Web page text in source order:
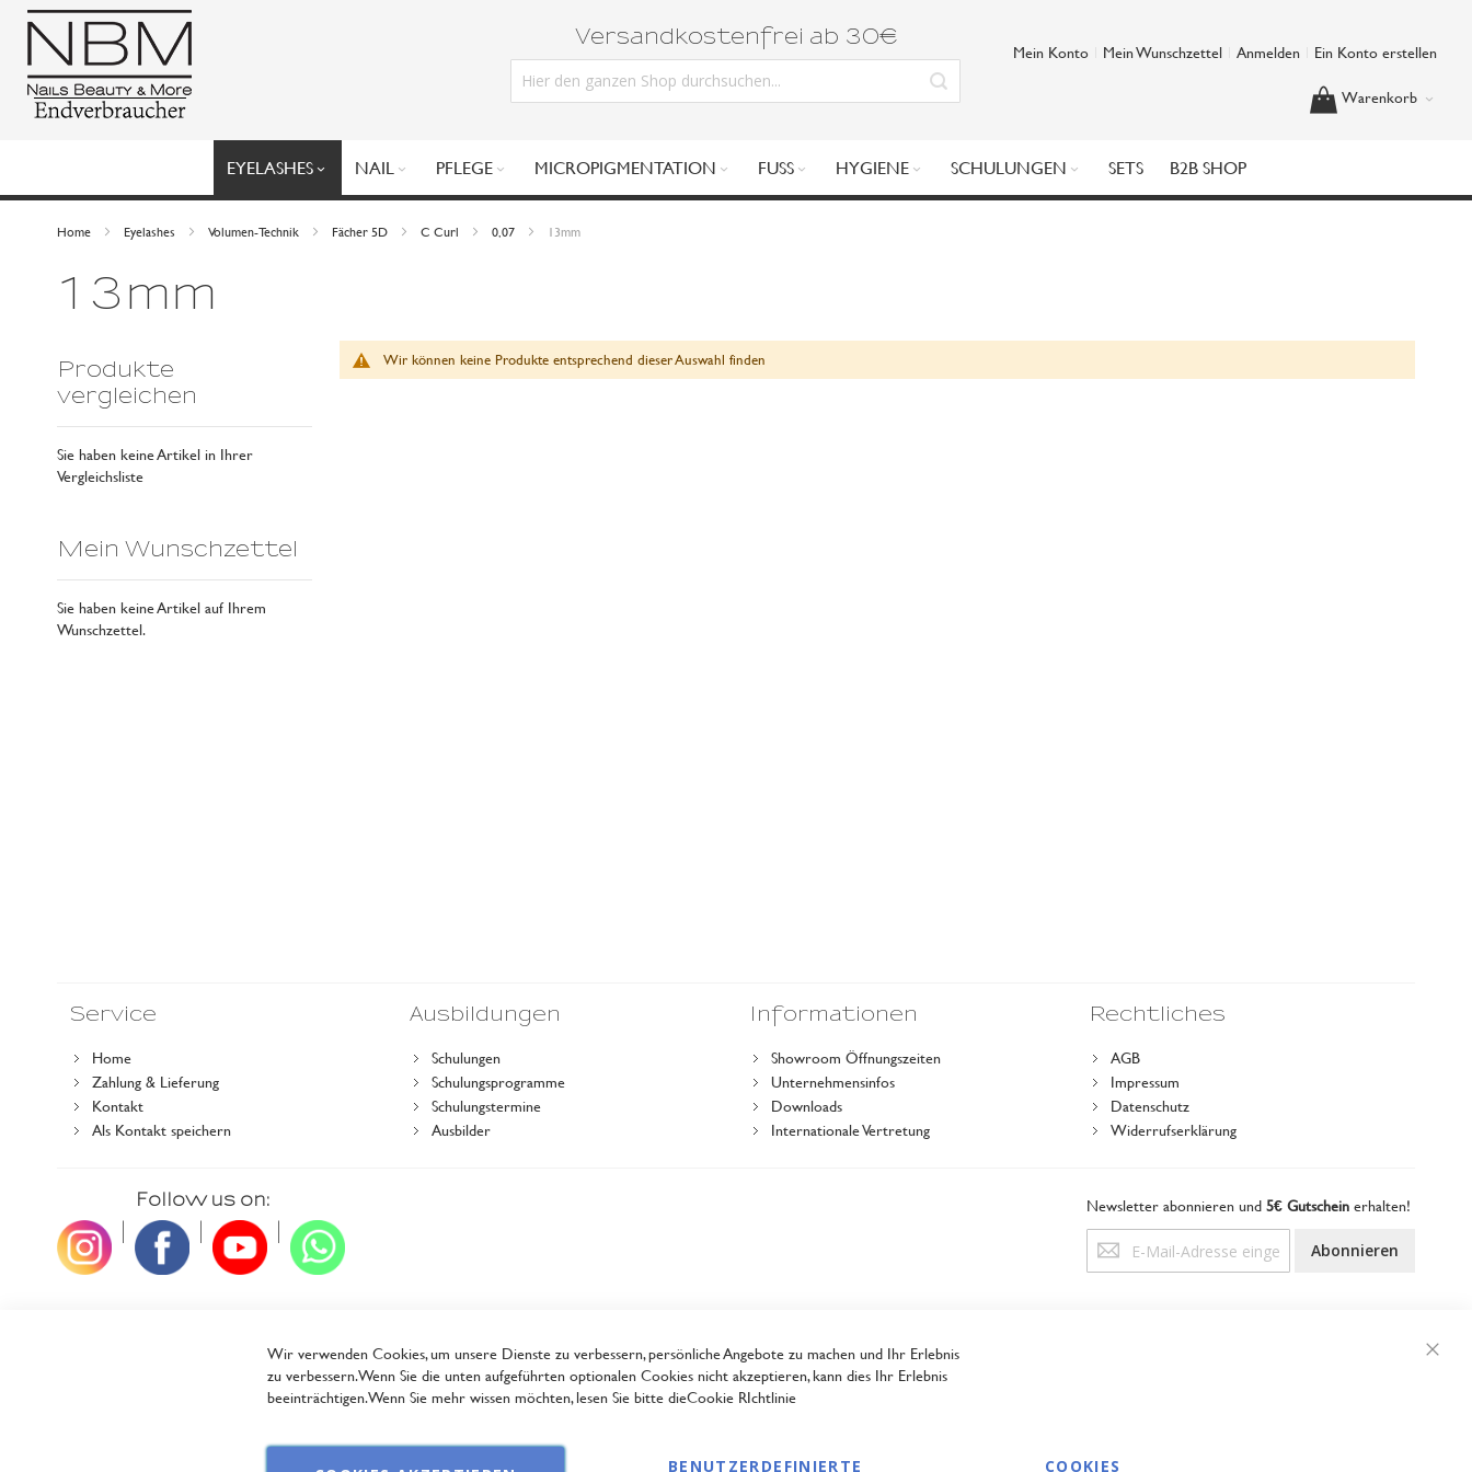
Direkt
zum
Inhalt
Versandkostenfrei ab 30€
Mein Konto Mein Wunschzettel Anmelden
Ein Konto erstellen
Warenkorb
EYELASHES NAIL PFLEGE MICROPIGMENTATION FUSS HYGIENE SCHULUNGEN SETS B2B SHOP
Home Eyelashes Volumen-Technik Fächer 5D C Curl 0,07 13mm
13mm
Wir können keine Produkte entsprechend dieser Auswahl finden
Produkte
vergleichen
Sie haben keine Artikel in Ihrer
Vergleichsliste
Mein Wunschzettel
Sie haben keine Artikel auf Ihrem
Wunschzettel.
Service
Home
Zahlung & Lieferung
Kontakt
Als Kontakt speichern
Ausbildungen
Schulungen
Schulungsprogramme
Schulungstermine
Ausbilder
Informationen
Showroom Öffnungszeiten
Unternehmensinfos
Downloads
Internationale Vertretung
Rechtliches
AGB
Impressum
Datenschutz
Widerrufserklärung
Follow us on: Newsletter abonnieren und5€ Gutscheinerhalten!
Anmeldung
zum
Abonnieren
Wir verwenden Cookies, um unsere Dienste zu verbessern, persönliche Angebote zu machen und Ihr Erlebnis
zu verbessern. Wenn Sie die unten aufgeführten optionalen Cookies nicht akzeptieren, kann dies Ihr Erlebnis
beeinträchtigen. Wenn Sie mehr wissen möchten, lesen Sie bitte dieCookie RIchtlinie
BENUTZERDEFINIERTE COOKIES